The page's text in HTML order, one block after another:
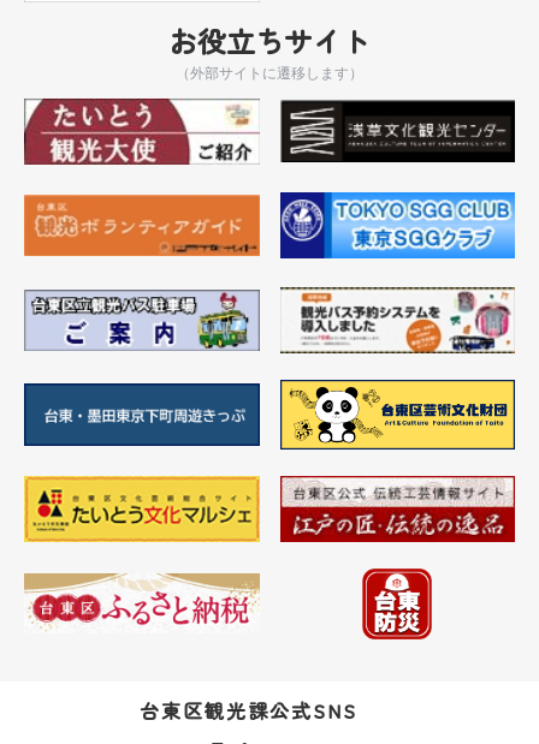
お役立ちサイト
（外部サイトに遷移します）
台東区観光課公式SNS